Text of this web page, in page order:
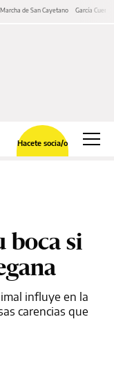
Marcha de San Cayetano García Cuerva
Hacete socia/o
boca si
influye en la
carencias que